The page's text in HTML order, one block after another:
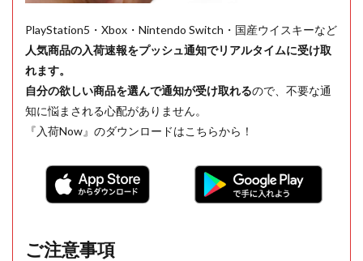
PlayStation5・Xbox・Nintendo Switch・国産ウイスキーなど
人気商品の入荷速報をプッシュ通知でリアルタイムに受け取
れます。
自分の欲しい商品を選んで通知が受け取れるので、不要な通
知に悩まされる心配がありません。
『入荷Now』のダウンロードはこちらから！
ご注意事項